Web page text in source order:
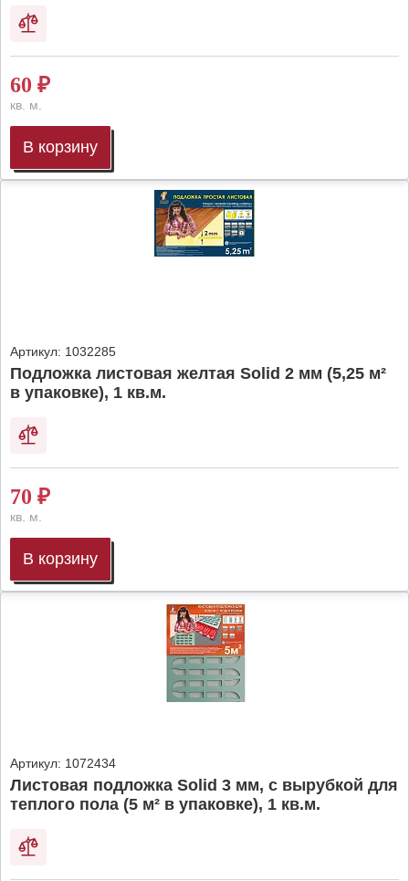
60 ₽
кв. м.
В корзину
Артикул: 1032285
Подложка листовая желтая Solid 2 мм (5,25 м²
в упаковке), 1 кв.м.
70 ₽
кв. м.
В корзину
Артикул: 1072434
Листовая подложка Solid 3 мм, с вырубкой для
теплого пола (5 м² в упаковке), 1 кв.м.